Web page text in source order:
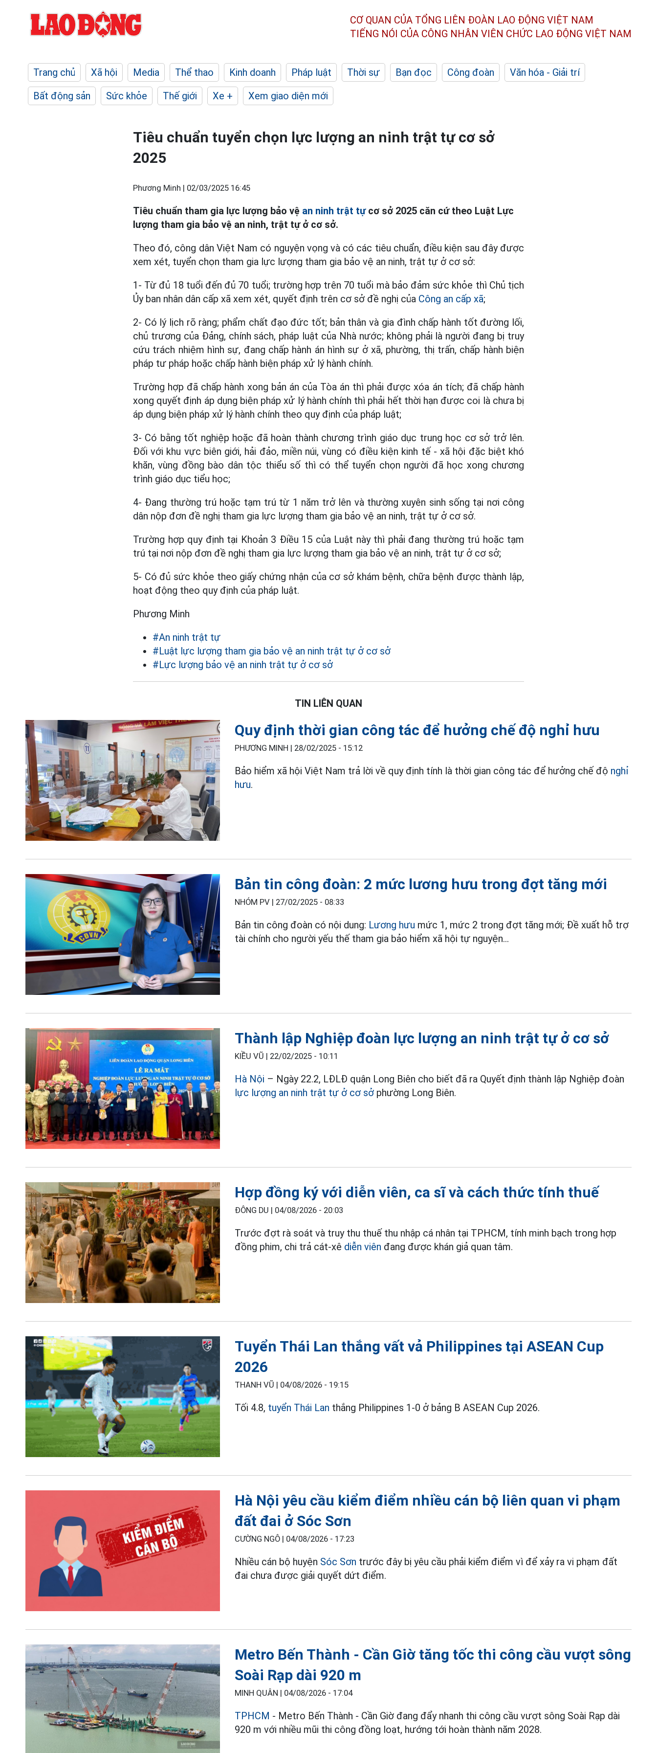
CƠ QUAN CỦA TỔNG LIÊN ĐOÀN LAO ĐỘNG VIỆT NAM
TIẾNG NÓI CỦA CÔNG NHÂN VIÊN CHỨC LAO ĐỘNG VIỆT NAM
Trang chủ Xã hội Media Thể thao Kinh doanh Pháp luật Thời sự Bạn đọc Công đoàn
Văn hóa - Giải trí
Bất động sản
Sức khỏe Thế giới Xe + Xem giao diện mới
Tiêu chuẩn tuyển chọn lực lượng an ninh trật tự cơ sở
2025
Phương Minh | 02/03/2025 16:45
Tiêu chuẩn tham gia lực lượng bảo vệ an ninh trật tựcơ sở 2025 căn cứ theo Luật Lực
lượng tham gia bảo vệ an ninh, trật tự ở cơ sở.
Theo đó, công dân Việt Nam có nguyện vọng và có các tiêu chuẩn, điều kiện sau đây được
xem xét, tuyển chọn tham gia lực lượng tham gia bảo vệ an ninh, trật tự ở cơ sở:
1- Từ đủ 18 tuổi đến đủ 70 tuổi; trường hợp trên 70 tuổi mà bảo đảm sức khỏe thì Chủ tịch
Ủy ban nhân dân cấp xã xem xét, quyết định trên cơ sở đề nghị của Công an cấp xã;
2- Có lý lịch rõ ràng; phẩm chất đạo đức tốt; bản thân và gia đình chấp hành tốt đường lối,
chủ trương của Đảng, chính sách, pháp luật của Nhà nước; không phải là người đang bị truy
cứu trách nhiệm hình sự, đang chấp hành án hình sự ở xã, phường, thị trấn, chấp hành biện
pháp tư pháp hoặc chấp hành biện pháp xử lý hành chính.
Trường hợp đã chấp hành xong bản án của Tòa án thì phải được xóa án tích; đã chấp hành
xong quyết định áp dụng biện pháp xử lý hành chính thì phải hết thời hạn được coi là chưa bị
áp dụng biện pháp xử lý hành chính theo quy định của pháp luật;
3- Có bằng tốt nghiệp hoặc đã hoàn thành chương trình giáo dục trung học cơ sở trở lên.
Đối với khu vực biên giới, hải đảo, miền núi, vùng có điều kiện kinh tế - xã hội đặc biệt khó
khăn, vùng đồng bào dân tộc thiểu số thì có thể tuyển chọn người đã học xong chương
trình giáo dục tiểu học;
4- Đang thường trú hoặc tạm trú từ 1 năm trở lên và thường xuyên sinh sống tại nơi công
dân nộp đơn đề nghị tham gia lực lượng tham gia bảo vệ an ninh, trật tự ở cơ sở.
Trường hợp quy định tại Khoản 3 Điều 15 của Luật này thì phải đang thường trú hoặc tạm
trú tại nơi nộp đơn đề nghị tham gia lực lượng tham gia bảo vệ an ninh, trật tự ở cơ sở;
5- Có đủ sức khỏe theo giấy chứng nhận của cơ sở khám bệnh, chữa bệnh được thành lập,
hoạt động theo quy định của pháp luật.
Phương Minh
#An ninh trật tự
#Luật lực lượng tham gia bảo vệ an ninh trật tự ở cơ sở
#Lực lượng bảo vệ an ninh trật tự ở cơ sở
TIN LIÊN QUAN
Quy định thời gian công tác để hưởng chế độ nghỉ hưu
PHƯƠNG MINH | 28/02/2025 - 15:12
Bảo hiểm xã hội Việt Nam trả lời về quy định tính là thời gian công tác để hưởng chế độ nghỉ
hưu.
Bản tin công đoàn: 2 mức lương hưu trong đợt tăng mới
NHÓM PV | 27/02/2025 - 08:33
Bản tin công đoàn có nội dung: Lương hưu mức 1, mức 2 trong đợt tăng mới; Đề xuất hỗ trợ
tài chính cho người yếu thế tham gia bảo hiểm xã hội tự nguyện...
Thành lập Nghiệp đoàn lực lượng an ninh trật tự ở cơ sở
KIỀU VŨ | 22/02/2025 - 10:11
Hà Nội – Ngày 22.2, LĐLĐ quận Long Biên cho biết đã ra Quyết định thành lập Nghiệp đoàn
lực lượng an ninh trật tự ở cơ sở phường Long Biên.
Hợp đồng ký với diễn viên, ca sĩ và cách thức tính thuế
ĐÔNG DU | 04/08/2026 - 20:03
Trước đợt rà soát và truy thu thuế thu nhập cá nhân tại TPHCM, tính minh bạch trong hợp
đồng phim, chi trả cát-xê diễn viên đang được khán giả quan tâm.
Tuyển Thái Lan thắng vất vả Philippines tại ASEAN Cup
2026
THANH VŨ | 04/08/2026 - 19:15
Tối 4.8, tuyển Thái Lan thắng Philippines 1-0 ở bảng B ASEAN Cup 2026.
Hà Nội yêu cầu kiểm điểm nhiều cán bộ liên quan vi phạm
đất đai ở Sóc Sơn
CƯỜNG NGÔ | 04/08/2026 - 17:23
Nhiều cán bộ huyện Sóc Sơn trước đây bị yêu cầu phải kiểm điểm vì để xảy ra vi phạm đất
đai chưa được giải quyết dứt điểm.
Metro Bến Thành - Cần Giờ tăng tốc thi công cầu vượt sông
Soài Rạp dài 920 m
MINH QUÂN | 04/08/2026 - 17:04
TPHCM - Metro Bến Thành - Cần Giờ đang đẩy nhanh thi công cầu vượt sông Soài Rạp dài
920 m với nhiều mũi thi công đồng loạt, hướng tới hoàn thành năm 2028.